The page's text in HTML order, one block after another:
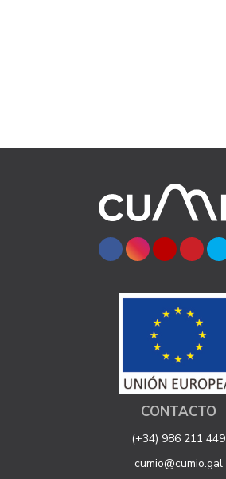
CONTACTO
(+34) 986 211 449
cumio@cumio.gal